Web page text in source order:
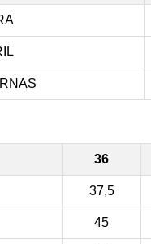
36
37,5
45